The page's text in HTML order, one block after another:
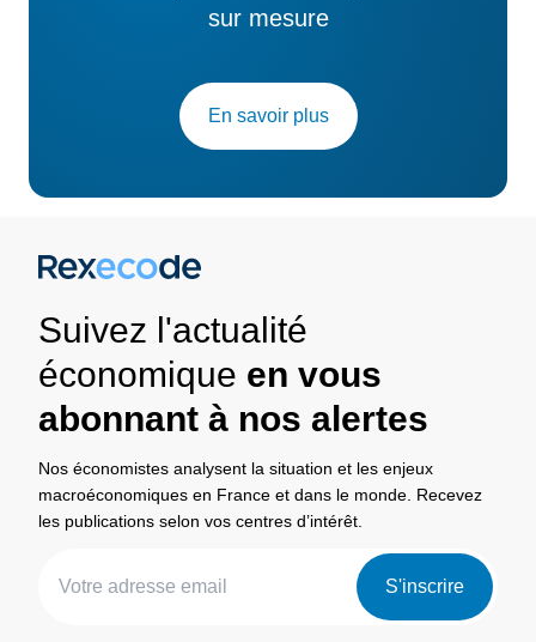
sur mesure
En savoir plus
Suivez l'actualité
économique en vous
abonnant à nos alertes
Nos économistes analysent la situation et les enjeux
macroéconomiques en France et dans le monde. Recevez
les publications selon vos centres d’intérêt.
S'inscrire